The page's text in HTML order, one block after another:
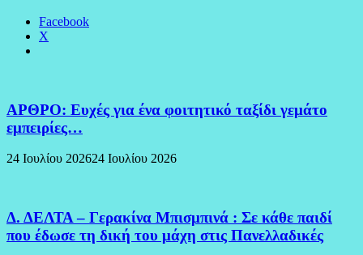
Facebook
X
ΑΡΘΡΟ: Ευχές για ένα φοιτητικό ταξίδι γεμάτο
εμπειρίες…
24 Ιουλίου 202624 Ιουλίου 2026
Δ. ΔΕΛΤΑ – Γερακίνα Μπισμπινά : Σε κάθε παιδί
που έδωσε τη δική του μάχη στις Πανελλαδικές